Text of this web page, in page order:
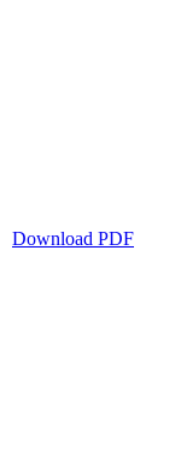
Download PDF